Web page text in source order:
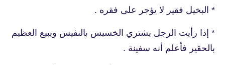
* البخيل فقير لا يؤجر على فقره .
* إذا رأيت الرجل يشتري الخسيس بالنفيس ويبيع العظيم
بالحقير فأعلم أنه سفينة .